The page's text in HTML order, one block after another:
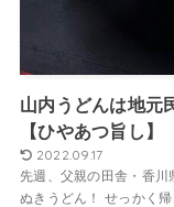
山内うどんは地元
【ひやあつ旨し】
2022.09.17
先週、父親の田舎・香
ぬきうどん！ せっかく